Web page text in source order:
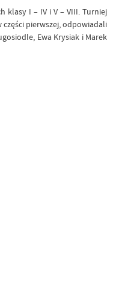
klasy I – IV i V – VIII. Turniej
pierwszej, odpowiadali
Ewa Krysiak i Marek